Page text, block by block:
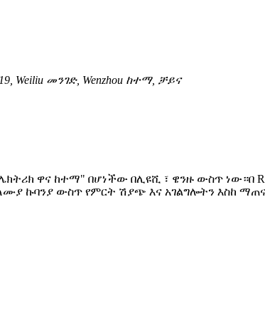
Weiliu መንገድ, Wenzhou ከተማ, ቻይና
ዋና ከተማ" በሆነችው በሊዩሺ ፣ ዌንዙ ውስጥ
ኩባንያ ውስጥ የምርት ሽያጭ እና አገልግሎትን እስከ